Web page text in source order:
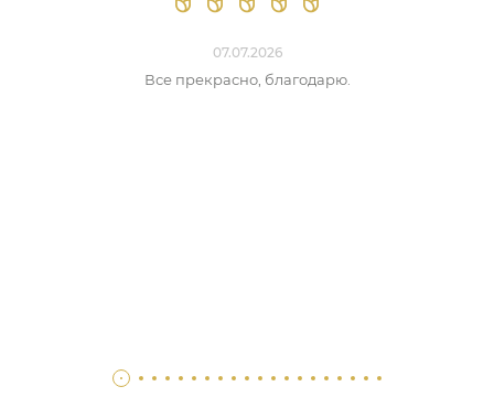
07.07.2026
Все прекрасно, благодарю.